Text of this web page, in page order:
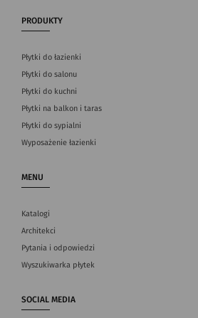
PRODUKTY
Płytki do łazienki
Płytki do salonu
Płytki do kuchni
Płytki na balkon i taras
Płytki do sypialni
Wyposażenie łazienki
MENU
Katalogi
Architekci
Pytania i odpowiedzi
Wyszukiwarka płytek
SOCIAL MEDIA